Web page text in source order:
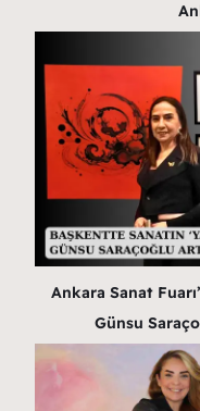
Ankara Sanat
Günsu